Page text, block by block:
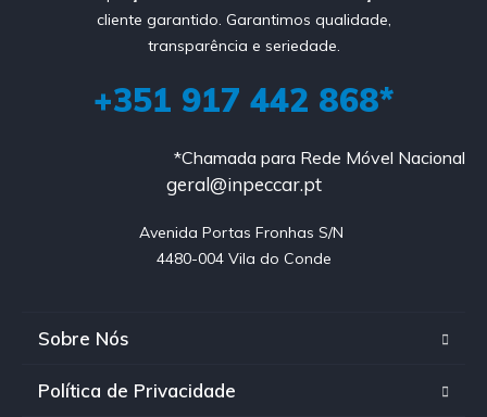
cliente garantido. Garantimos qualidade,
transparência e seriedade.
+351 917 442 868*
*Chamada para Rede Móvel Nacional
geral@inpeccar.pt
Avenida Portas Fronhas S/N
4480-004 Vila do Conde
Sobre Nós
Política de Privacidade